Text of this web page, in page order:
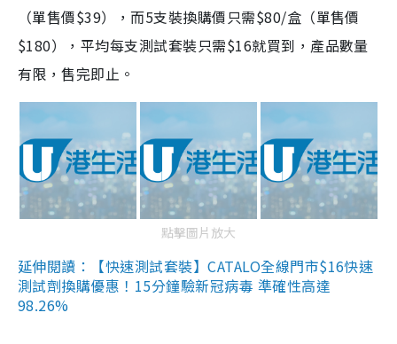
（單售價$39），而5支裝換購價只需$80/盒（單售價
$180），平均每支測試套裝只需$16就買到，產品數量
有限，售完即止。
點擊圖片放大
延伸閱讀：【快速測試套裝】CATALO全線門市$16快速
測試劑換購優惠！15分鐘驗新冠病毒 準確性高達
98.26%